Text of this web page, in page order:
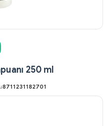
250 ml
8711231182701